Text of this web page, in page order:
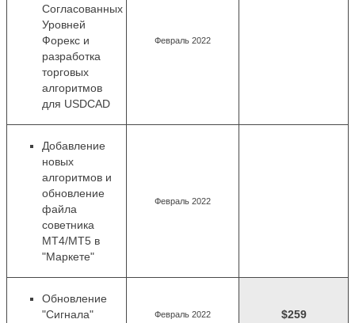
Согласованных
Уровней
Форекс и
разработка
торговых
алгоритмов
для USDCAD
Февраль 2022
Добавление
новых
алгоритмов и
обновление
файла
советника
MT4/MT5 в
"Маркете"
Февраль 2022
Обновление
"Сигнала"
Февраль 2022 $259